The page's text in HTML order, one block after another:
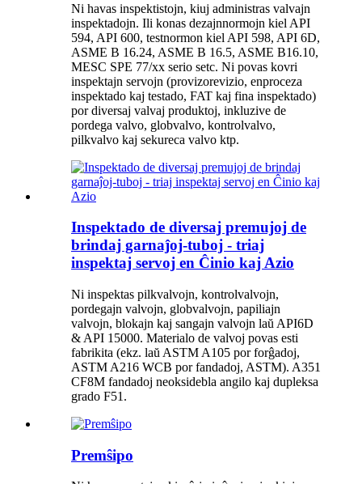
Ni havas inspektistojn, kiuj administras valvajn
inspektadojn. Ili konas dezajnnormojn kiel API
594, API 600, testnormon kiel API 598, API 6D,
ASME B 16.24, ASME B 16.5, ASME B16.10,
MESC SPE 77/xx serio setc. Ni povas kovri
inspektajn servojn (provizorevizio, enproceza
inspektado kaj testado, FAT kaj fina inspektado)
por diversaj valvaj produktoj, inkluzive de
pordega valvo, globvalvo, kontrolvalvo,
pilkvalvo kaj sekureca valvo ktp.
Inspektado de diversaj premujoj de
brindaj garnaĵoj-tuboj - triaj
inspektaj servoj en Ĉinio kaj Azio
Ni inspektas pilkvalvojn, kontrolvalvojn,
pordegajn valvojn, globvalvojn, papiliajn
valvojn, blokajn kaj sangajn valvojn laŭ API6D
& API 15000. Materialo de valvoj povas esti
fabrikita (ekz. laŭ ASTM A105 por forĝadoj,
ASTM A216 WCB por fandadoj, ASTM). A351
CF8M fandadoj neoksidebla angilo kaj dupleksa
grado F51.
Premŝipo